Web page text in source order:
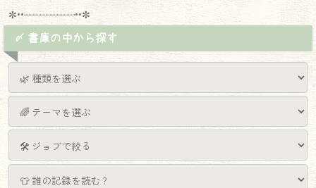
✼••┈┈┈┈┈┈┈┈┈••✼
〆 書庫の中から探す